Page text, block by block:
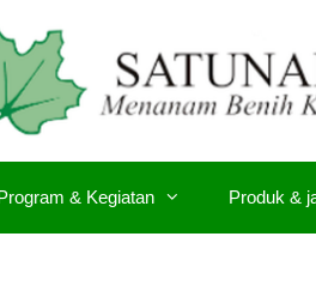
Program & Kegiatan Produk &